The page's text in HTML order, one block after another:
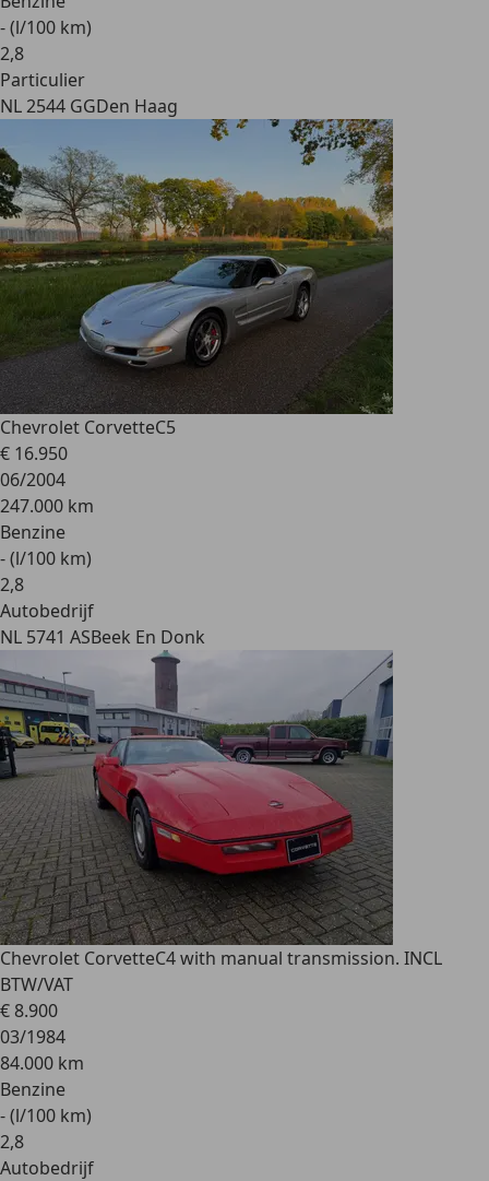
- (l/100 km)
2,8
Particulier
NL 2544 GGDen Haag
Chevrolet CorvetteC5
€ 16.950
06/2004
247.000 km
Benzine
- (l/100 km)
2,8
Autobedrijf
NL 5741 ASBeek En Donk
Chevrolet CorvetteC4 with manual transmission. INCL
BTW/VAT
€ 8.900
03/1984
84.000 km
Benzine
- (l/100 km)
2,8
Autobedrijf